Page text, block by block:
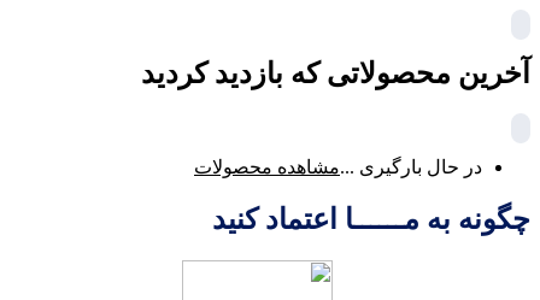
آخرین محصولاتی که بازدید کردید
در حال بارگیری ...مشاهده محصولات
چگونه به مــــــا اعتماد کنید